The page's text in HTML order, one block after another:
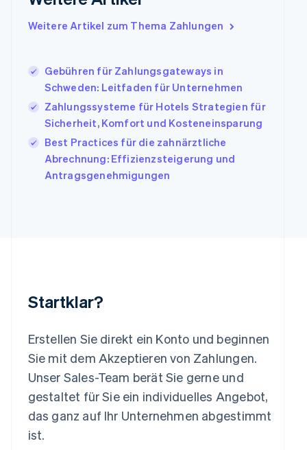
Weitere Artikel zum Thema Zahlungen
Gebühren für Zahlungsgateways in
Schweden: Leitfaden für Unternehmen
Zahlungssysteme für Hotels Strategien für
Sicherheit, Komfort und Kosteneinsparung
Best Practices für die zahnärztliche
Abrechnung: Effizienzsteigerung und
Antragsgenehmigungen
Startklar?
Erstellen Sie direkt ein Konto und beginnen
Sie mit dem Akzeptieren von Zahlungen.
Unser Sales-Team berät Sie gerne und
gestaltet für Sie ein individuelles Angebot,
das ganz auf Ihr Unternehmen abgestimmt
ist.
English
Japan
日本語 English
Kanada
EnglishFrançais
Kroatien
EnglishItaliano
Lettland
English
Liechtenstein
English
Español English
Neuseeland
English
Niederlande
Norwegen
English